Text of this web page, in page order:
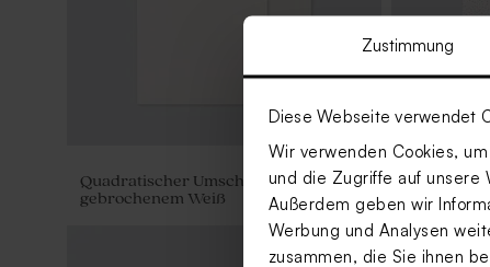
Zustimmung
Diese Webseite verwendet
Wir verwenden Cookies,
und die Zugriffe auf unsere
Außerdem geben wir
Werbung und Analysen
zusammen, die Sie ihnen
Quadratischer Umschlag in
gebrochenem Weiß
Umschlag